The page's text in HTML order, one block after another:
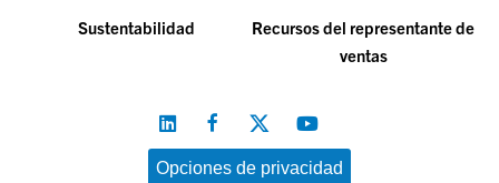
Sustentabilidad
Recursos del representante de
ventas
Opciones de privacidad